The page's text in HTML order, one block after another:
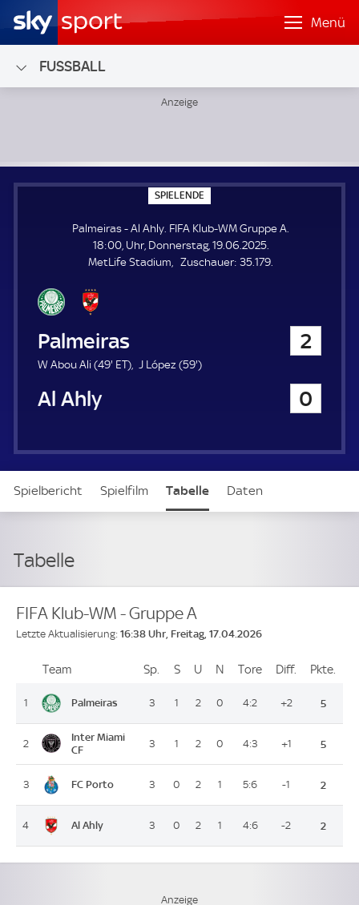
Menü
FUSSBALL
SPIELENDE
P
E
E
N
Palmeiras - Al Ahly. FIFA Klub-WM Gruppe A.
18:00, Uhr, Donnerstag, 19.06.2025.
MetLife Stadium
Zuschauer: Z
35.179.
Palmeiras 2
W Abou Ali (49'4
e
ETE
) J López (59'5
e
)
Al Ahly 0
Spielbericht Spielfilm Tabelle Daten
Tabelle
FIFA Klub-WM - Gruppe A
Letzte Aktualisierung: 16:38 Uhr, Freitag, 17.04.2026
PlatzTeam Sp. Spiele
SSiege
U Unentschieden
N Niederlagen
Tore ToreDiff. Differenz
Pkte.
1 Palmeiras 3 1 2 0 4:2 +2 5
2
Inter Miami
CF
3 1 2 0 4:3 +1 5
3 FC Porto 3 0 2 1 5:6 -1 2
4 Al Ahly 3 0 2 1 4:6 -2 2